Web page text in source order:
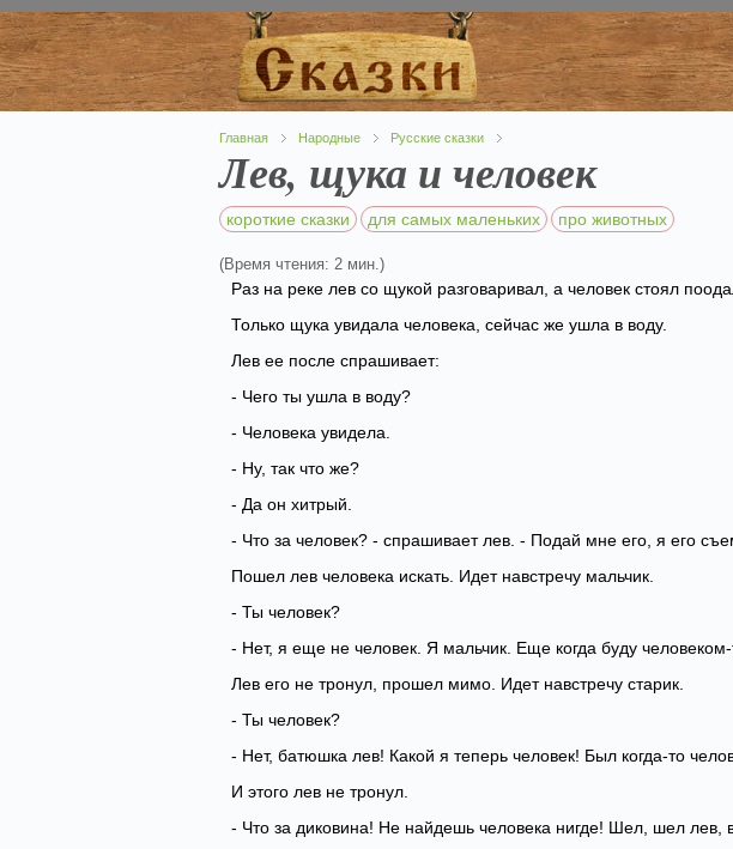
Главная Народные Русские сказки
Лев, щука и человек
короткие сказки для самых маленьких про животных
(Время чтения: 2 мин.)
Раз на реке лев со щукой разговаривал, а человек стоял
Только щука увидала человека, сейчас же ушла в воду.
Лев ее после спрашивает:
- Чего ты ушла в воду?
- Человека увидела.
- Ну, так что же?
- Да он хитрый.
- Что за человек? - спрашивает лев. - Подай мне его, я его
Пошел лев человека искать. Идет навстречу мальчик.
- Ты человек?
- Нет, я еще не человек. Я мальчик. Еще когда буду человеком-
Лев его не тронул, прошел мимо. Идет навстречу старик.
- Ты человек?
- Нет, батюшка лев! Какой я теперь человек! Был когда-то
И этого лев не тронул.
- Что за диковина! Не найдешь человека нигде! Шел, шел лев,